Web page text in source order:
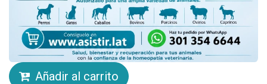
Añadir al carrito